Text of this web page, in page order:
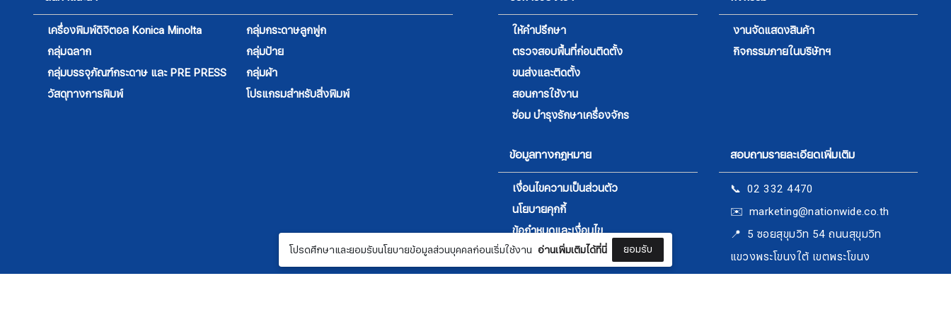
โปรดศึกษาและยอมรับนโยบายข้อมูลส่วนบุคคลก่อนเริ่มใช้งาน อ่านเพิ่มเติมได้ที่นี่ ยอมรับ
เครื่องพิมพ์ดิจิตอล Konica Minolta
กลุ่มกระดาษลูกฟูก
กลุ่มฉลาก
กลุ่มป้าย
กลุ่มบรรจุภัณฑ์กระดาษ และ PRE PRESS
กลุ่มผ้า
วัสดุทางการพิมพ์
โปรแกรมสำหรับสิ่งพิมพ์
ให้คำปรึกษา
ตรวจสอบพื้นที่ก่อนติดตั้ง
ขนส่งและติดตั้ง
สอนการใช้งาน
ซ่อม บำรุงรักษาเครื่องจักร
งานจัดแสดงสินค้า
กิจกรรมภายในบริษัทฯ
ข้อมูลทางกฎหมาย
เงื่อนไขความเป็นส่วนตัว
นโยบายคุกกี้
ข้อกำหนดและเงื่อนไข
สอบถามรายละเอียดเพิ่มเติม
📞 02 332 4470
✉️ marketing@nationwide.co.th
​​​​​​​📍 5 ซอยสุขุมวิท 54 ถนนสุขุมวิท
แขวงพระโขนงใต้ เขตพระโขนง
สมัครรับจดหมายข่าว
ชื่อ